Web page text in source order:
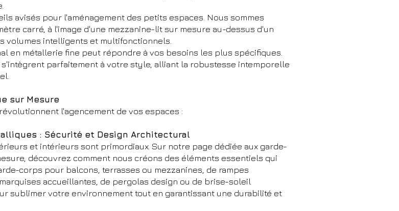
avisés pour l'aménagement des petits espaces. Nous sommes
carré, à l'image d'une mezzanine-lit sur mesure au-dessus d'un
volumes intelligents et multifonctionnels.
en métallerie fine peut répondre à vos besoins les plus spécifiques.
parfaitement à votre style, alliant la robustesse intemporelle
sur Mesure
l'agencement de vos espaces :
: Sécurité et Design Architectural
et intérieurs sont primordiaux. Sur notre page dédiée aux garde-
découvrez comment nous créons des éléments essentiels qui
corps pour balcons, terrasses ou mezzanines, de rampes
accueillantes, de pergolas design ou de brise-soleil
sublimer votre environnement tout en garantissant une durabilité et